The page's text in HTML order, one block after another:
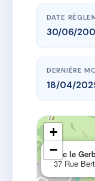
DATE
30/06/
DERNIÈRE
18/04/
sdc le
37 Rue
+
−